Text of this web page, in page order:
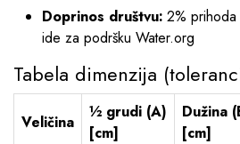
Doprinos društvu: 2%
ide za podršku Water.org
Tabela dimenzija
Veličina
½ grudi (A)
[cm]
Dužina
[cm]